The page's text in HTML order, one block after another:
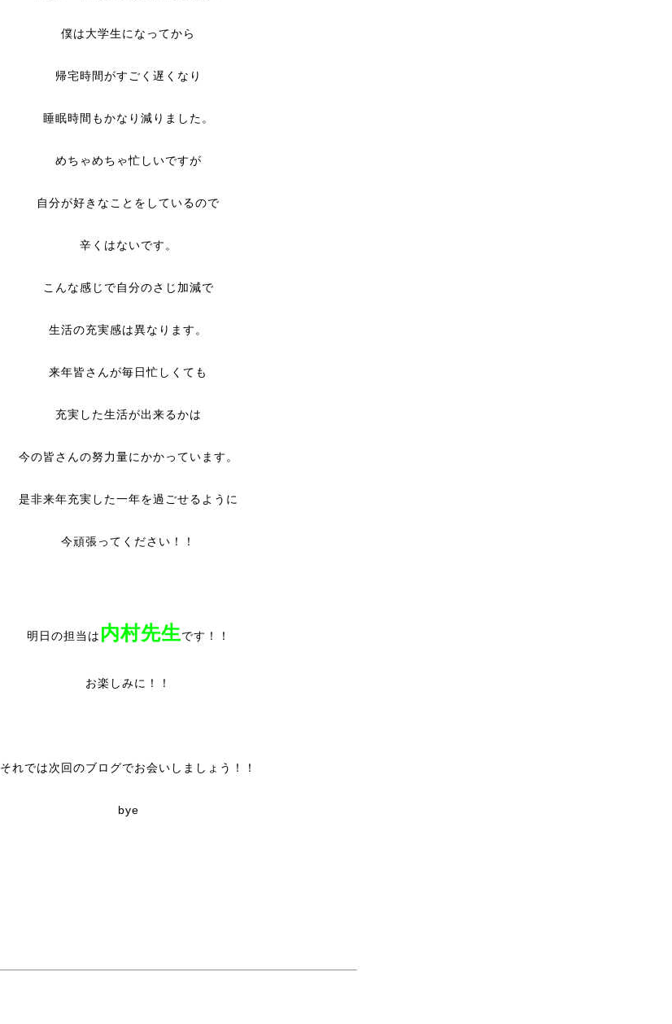
僕は大学生になってから
帰宅時間がすごく遅くなり
睡眠時間もかなり減りました。
めちゃめちゃ忙しいですが
自分が好きなことをしているので
辛くはないです。
こんな感じで自分のさじ加減で
生活の充実感は異なります。
来年皆さんが毎日忙しくても
充実した生活が出来るかは
今の皆さんの努力量にかかっています。
是非来年充実した一年を過ごせるように
今頑張ってください！！
明日の担当は 内村先生です！！
お楽しみに！！
それでは次回のブログでお会いしましょう！！
bye